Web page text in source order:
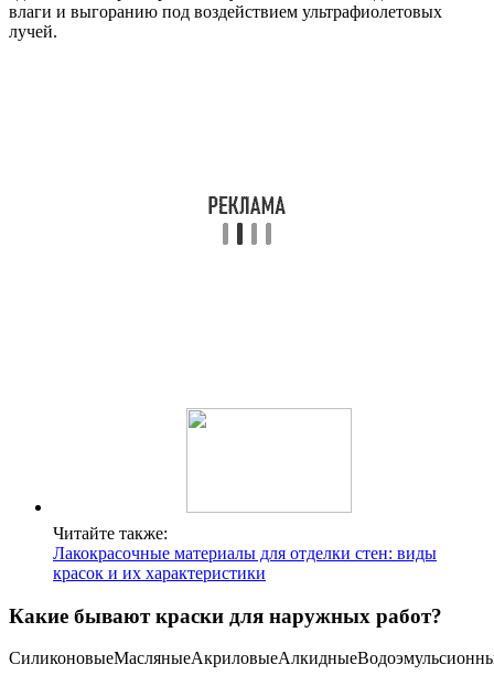
влаги и выгоранию под воздействием ультрафиолетовых
лучей.
Читайте также:
Лакокрасочные материалы для отделки стен: виды
красок и их характеристики
Какие бывают краски для наружных работ?